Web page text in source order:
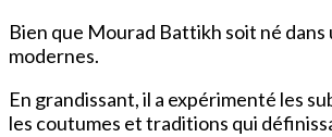
Bien que Mourad Battikh soit né
modernes.
En grandissant, il a expérimenté les
les coutumes et traditions qui